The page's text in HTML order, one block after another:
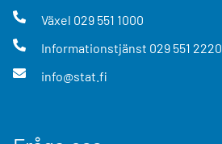
Växel 029 551 1000
Informationstjänst 029 551 2220
info@stat.fi